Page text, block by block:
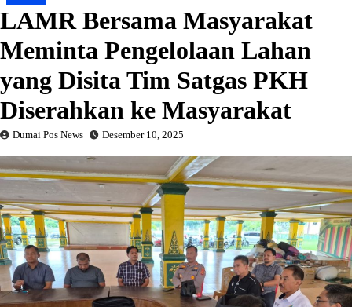
LAMR Bersama Masyarakat
Meminta Pengelolaan Lahan
yang Disita Tim Satgas PKH
Diserahkan ke Masyarakat
Dumai Pos News Desember 10, 2025